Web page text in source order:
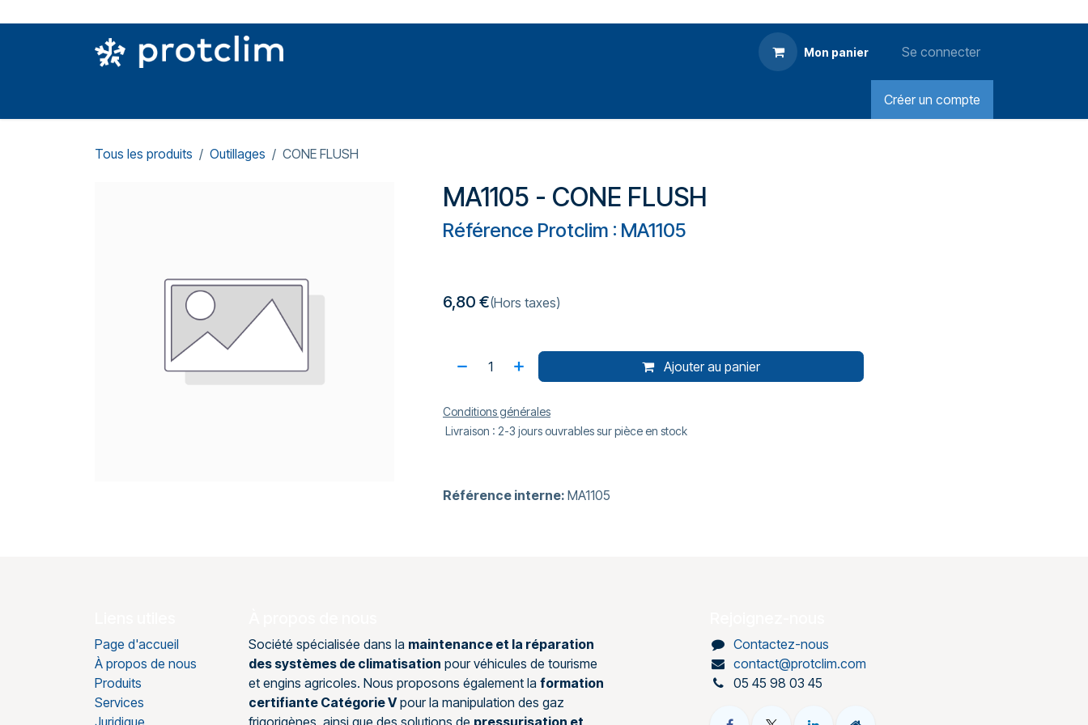
Mon panier Se connecter
Créer un compte
Tous les produits Outillages CONE FLUSH
MA1105 - CONE FLUSH
Référence Protclim : MA1105
6,80 €(Hors taxes)
Ajouter au panier
Conditions générales
Livraison : 2-3 jours ouvrables sur pièce en stock
Référence interne: MA1105
Page d'accueil
À propos de nous
Produits
Services
Juridique
Société spécialisée dans la maintenance et la réparation
des systèmes de climatisation pour véhicules de tourisme
et engins agricoles. Nous proposons également la formation
certifiante Catégorie Vpour la manipulation des gaz
frigorigènes, ainsi que des solutions de pressurisation et
Contactez-nous
contact@protclim.com
05 45 98 03 45